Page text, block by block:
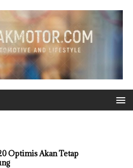
Optimis Akan Tetap